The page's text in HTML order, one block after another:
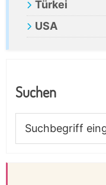
Türkei
USA
Suchen
eingeben...